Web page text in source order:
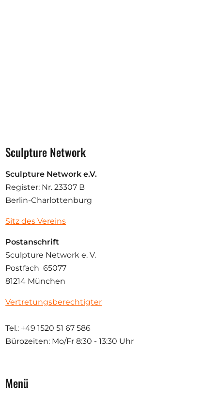
Help
Sculpture Network
Sculpture Network e.V.
Register: Nr. 23307 B
Berlin-Charlottenburg
Sitz des Vereins
Postanschrift
Sculpture Network e. V.
Postfach 65077
81214 München
Vertretungsberechtigter
Tel.: +49 1520 51 67 586
Bürozeiten: Mo/Fr 8:30 - 13:30 Uhr
Menü